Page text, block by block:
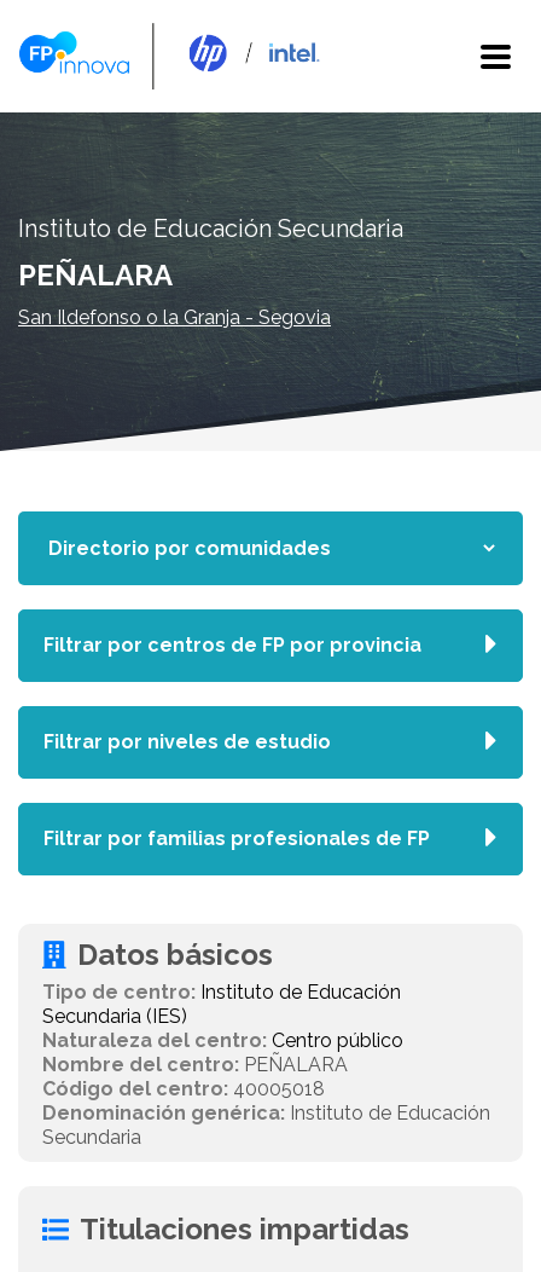
Instituto de Educación Secundaria
PEÑALARA
San Ildefonso o la Granja - Segovia
Datos básicos
Tipo de centro: Instituto de Educación
Secundaria (IES)
Naturaleza del centro: Centro público
Nombre del centro: PEÑALARA
Código del centro: 40005018
Denominación genérica: Instituto de Educación
Secundaria
Titulaciones impartidas
Filtrar por centros de FP por provincia
Filtrar por niveles de estudio
Filtrar por familias profesionales de FP